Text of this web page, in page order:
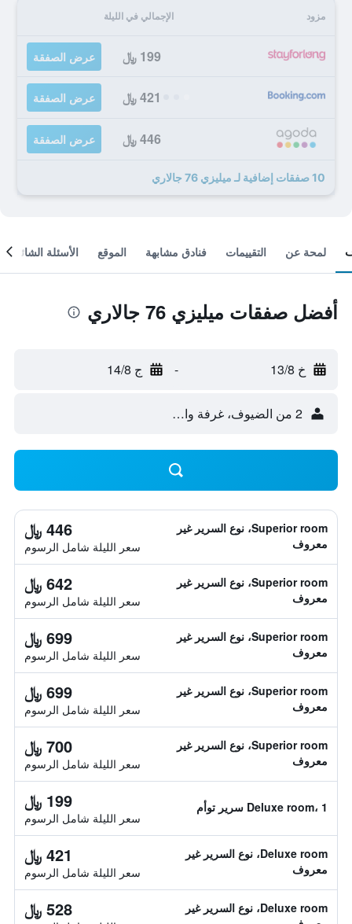
مزود الإجمالي في الليلة
199 ﷼ عرض الصفقة
421 ﷼ عرض الصفقة
446 ﷼ عرض الصفقة
10 صفقات إضافية لـ ميليزي 76 جالاري
لمحة عن التقييمات فنادق مشابهة الموقع الأسئلة الشائعة
أفضل صفقات ميليزي 76 جالاري
خ 13/8 - ج 14/8
2 من الضيوف، غرفة واحدة
Superior room، نوع السرير غير
معروف
446 ﷼
سعر الليلة شامل الرسوم
Superior room، نوع السرير غير
معروف
642 ﷼
سعر الليلة شامل الرسوم
Superior room، نوع السرير غير
معروف
699 ﷼
سعر الليلة شامل الرسوم
Superior room، نوع السرير غير
معروف
699 ﷼
سعر الليلة شامل الرسوم
Superior room، نوع السرير غير
معروف
700 ﷼
سعر الليلة شامل الرسوم
Deluxe room، 1 سرير توأم 199 ﷼
سعر الليلة شامل الرسوم
Deluxe room، نوع السرير غير
معروف
421 ﷼
سعر الليلة شامل الرسوم
Deluxe room، نوع السرير غير
528 ﷼